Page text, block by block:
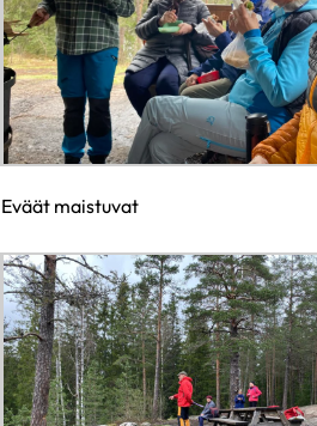
Eväät maistuvat